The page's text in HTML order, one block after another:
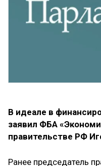
В идеале в
заявил ФБА
правительстве РФ
Ранее председатель